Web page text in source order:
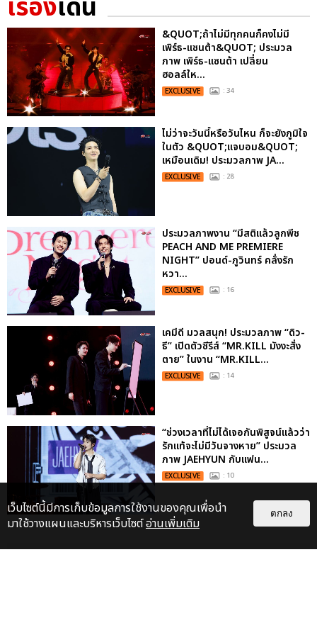
เรื่องเด่น
&QUOT;ถ้าไม่มีทุกคนก็คงไม่มี
เพิร์ธ-แซนต้า&QUOT; ประมวล
ภาพ เพิร์ธ-แซนต้า เปลี่ยน
ฮอลล์ให...
EXCLUSIVE : 34
ไม่ว่าจะวันนี้หรือวันไหน ก็จะยังภูมิใจ
ในตัว &QUOT;แจบอม&QUOT;
เหมือนเดิม! ประมวลภาพ JA...
EXCLUSIVE : 28
ประมวลภาพงาน “มีสติแล้วลูกพีช
PEACH AND ME PREMIERE
NIGHT” ปอนด์-ภูวินทร์ คลั่งรัก
หวา...
EXCLUSIVE : 16
เคมีดี มวลสนุก! ประมวลภาพ “ดิว-
ธี” เปิดตัวซีรีส์ “MR.KILL มังงะสั่ง
ตาย” ในงาน “MR.KILL...
EXCLUSIVE : 14
“ช่วงเวลาที่ไม่ได้เจอกันพิสูจน์แล้วว่า
รักแท้จะไม่มีวันจางหาย” ประมวล
ภาพ JAEHYUN กับแฟน...
EXCLUSIVE : 10
เว็บไซต์นี้มีการเก็บข้อมูลการใช้งานของคุณเพื่อนำ
มาใช้วางแผนและบริหารเว็บไซต์อ่านเพิ่มเติม
ตกลง